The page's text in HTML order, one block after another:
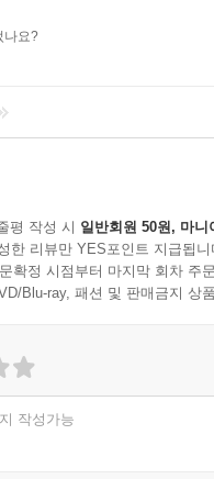
나요?
평 작성 시 일반회원 50원, 마니
한 리뷰만 YES포인트 지급됩니
확정 시점부터 마지막 회차 주
Blu-ray, 패션 및 판매금지 상
작성가능